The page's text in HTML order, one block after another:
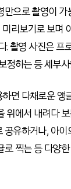
만으로 촬영이 가
리보기로 보며
.촬영 사진은 프
정하는 등 세부
면 다채로운 앵
위에서 내려다
공유하거나, 아이
로 찍는 등 다양